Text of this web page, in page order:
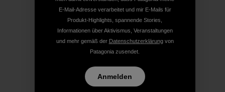
E-Mail-Adresse verarbeitet und mir E-Mails für
Produkt-Highlights, spannende Stories,
Informationen über Aktivismus, Veranstaltungen
und mehr gemäß der Datenschutzerklärungvon
Patagonia zusendet.
Anmelden